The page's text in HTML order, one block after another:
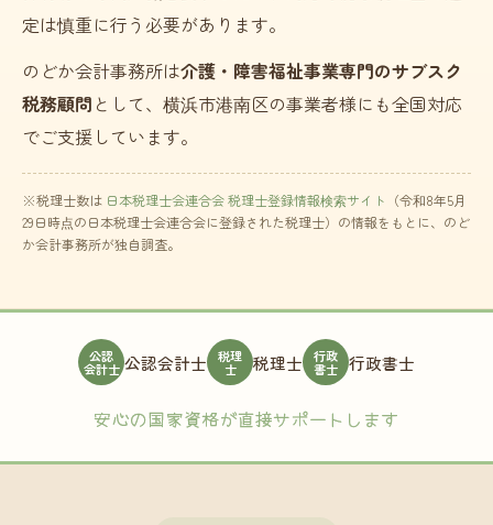
定は慎重に行う必要があります。
のどか会計事務所は介護・障害福祉事業専門のサブスク
税務顧問 として、横浜市港南区の事業者様にも全国対応
でご支援しています。
※税理士数は 日本税理士会連合会 税理士登録情報検索サイト （令和8年5月
29日時点の日本税理士会連合会に登録された税理士）の情報をもとに、のど
か会計事務所が独自調査。
公認
会計士 公認会計士 税理
士 税理士 行政
書士 行政書士
安心の国家資格が直接サポートします